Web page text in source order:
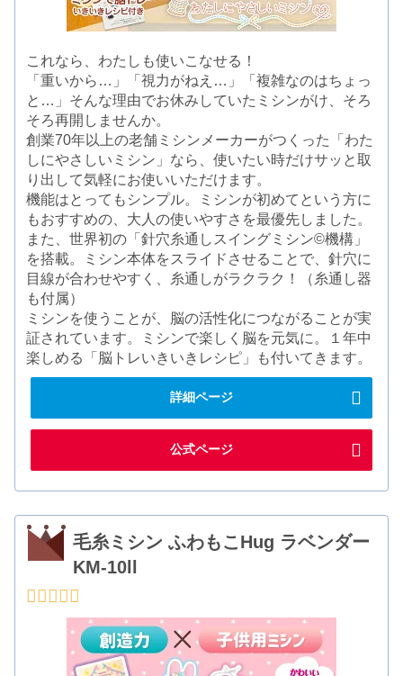
これなら、わたしも使いこなせる！
「重いから…」「視力がねえ…」「複雑なのはちょっ
と…」そんな理由でお休みしていたミシンがけ、そろ
そろ再開しませんか。
創業70年以上の老舗ミシンメーカーがつくった「わた
しにやさしいミシン」なら、使いたい時だけサッと取
り出して気軽にお使いいただけます。
機能はとってもシンプル。ミシンが初めてという方に
もおすすめの、大人の使いやすさを最優先しました。
また、世界初の「針穴糸通しスイングミシン©機構」
を搭載。ミシン本体をスライドさせることで、針穴に
目線が合わせやすく、糸通しがラクラク！（糸通し器
も付属）
ミシンを使うことが、脳の活性化につながることが実
証されています。ミシンで楽しく脳を元気に。１年中
楽しめる「脳トレいきいきレシピ」も付いてきます。
詳細ページ
公式ページ
毛糸ミシン ふわもこHug ラベンダー
KM-10ll